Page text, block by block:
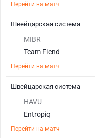
Перейти на матч
MIBR
Team Fiend
Перейти на матч
Швейцарская система
HAVU
Entropiq
Перейти на матч
Швейцарская система